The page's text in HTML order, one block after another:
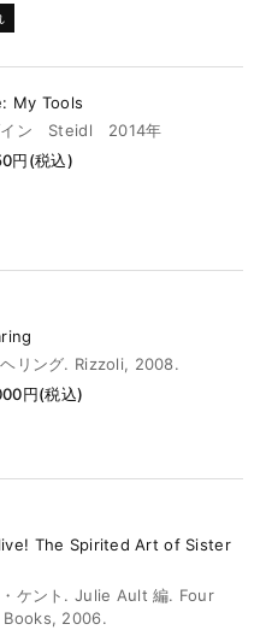
My Tools
イン Steidl 2014年
円(税込)
リング. Rizzoli, 2008.
円(税込)
The Spirited Art of Sister
・ケント. Julie Ault 編. Four
2006.